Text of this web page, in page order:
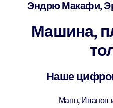
ПО СИСТЕМАМ
лучших результатов
Эндрю Макафи,
Машина,
Наше
Манн, Иванов